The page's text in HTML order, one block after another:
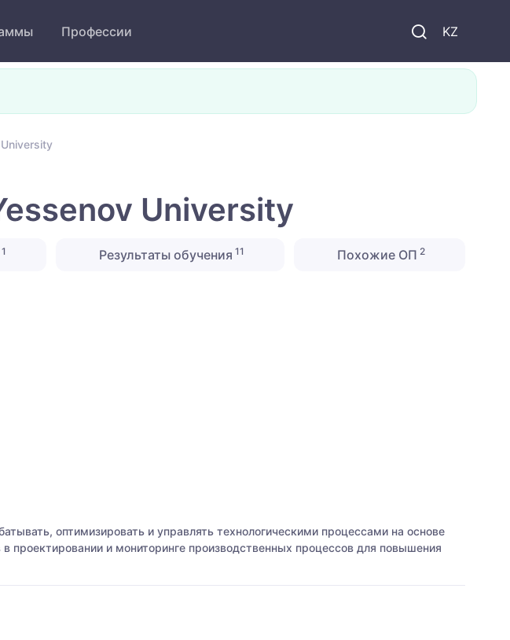
KZ
Профессии
University
1 Результаты обучения 11 Похожие ОП 2
оптимизировать и управлять технологическими процессами на основе
проектировании и мониторинге производственных процессов для повышения